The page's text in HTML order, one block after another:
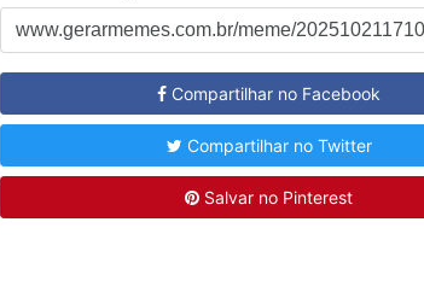
Compartilhar no Facebook
Compartilhar no Twitter
Salvar no Pinterest